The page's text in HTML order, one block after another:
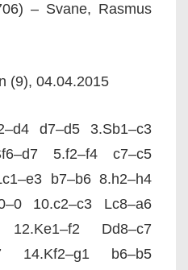
– Svane, Rasmus
(9), 04.04.2015
d7–d5 3.Sb1–c3
5.f2–f4 c7–c5
b7–b6 8.h2–h4
10.c2–c3 Lc8–a6
Dd8–c7
14.Kf2–g1 b6–b5